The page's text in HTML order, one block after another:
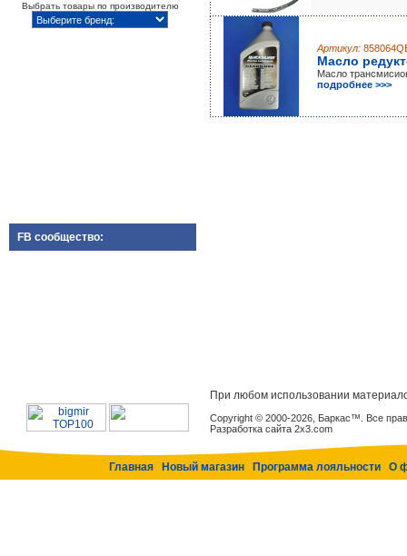
Выбрать товары по производителю
FB сообщество:
Артикул:
Масло
Масло
подробнее >>>
При любом использовании
Copyright © 2000-2026, Баркас™. Все
Разработка сайта 2x3.com
Главная Новый магазин Программа лояльности О